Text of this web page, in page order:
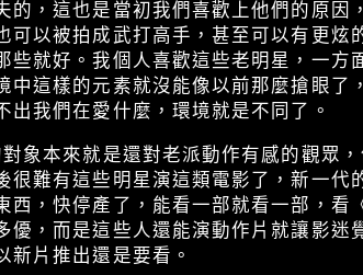
的，這也是當初我們喜歡上他們的原因
可以被拍成武打高手，甚至可以有更炫
些就好。我個人喜歡這些老明星，一方
中這樣的元素就沒能像以前那麼搶眼了
出我們在愛什麼，環境就是不同了。
對象本來就是還對老派動作有感的觀眾
很難有這些明星演這類電影了，新一代
西，快停產了，能看一部就看一部，看
優，而是這些人還能演動作片就讓影迷
新片推出還是要看。